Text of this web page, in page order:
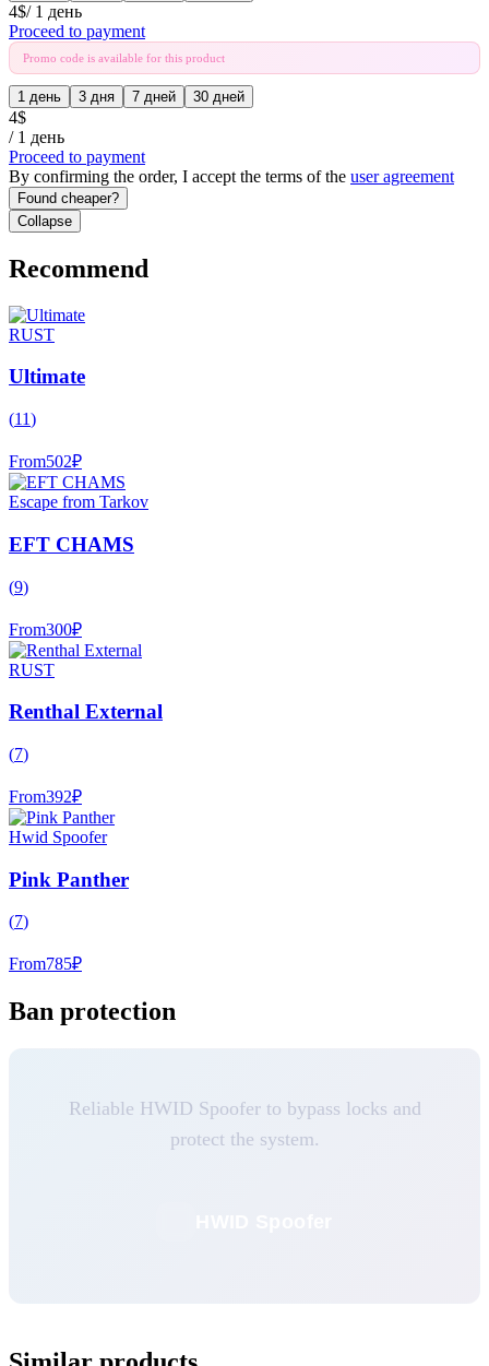
4$/ 1 день
Proceed to payment
Promo code is available for this product
1 день 3 дня 7 дней 30 дней
4$
/ 1 день
Proceed to payment
By confirming the order, I accept the terms of the user agreement
Found cheaper?
Collapse
Recommend
RUST
Ultimate
(11)
From502₽
Escape from Tarkov
EFT CHAMS
(9)
From300₽
RUST
Renthal External
(7)
From392₽
Hwid Spoofer
Pink Panther
(7)
From785₽
Ban protection
Reliable HWID Spoofer to bypass locks and
protect the system.